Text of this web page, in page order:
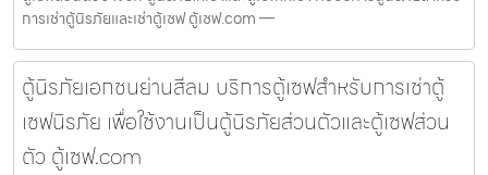
การเช่าตู้นิรภัยและเช่าตู้เซฟ ตู้เซฟ.com —
ตู้นิรภัยเอกชนย่านสีลม บริการตู้เซฟสำหรับการเช่าตู้
เซฟนิรภัย เพื่อใช้งานเป็นตู้นิรภัยส่วนตัวและตู้เซฟส่วน
ตัว ตู้เซฟ.com